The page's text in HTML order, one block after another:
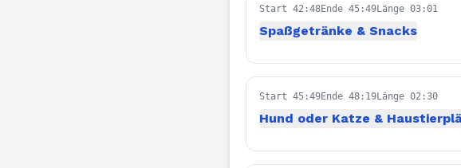
Start 42:48Ende 45:49Länge 03:01
Spaßgetränke & Snacks
Start 45:49Ende 48:19Länge 02:30
Hund oder Katze &